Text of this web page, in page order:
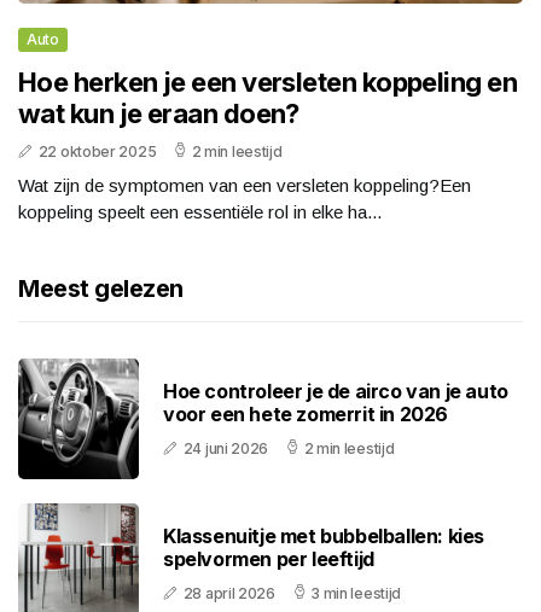
Auto
Hoe herken je een versleten koppeling en
wat kun je eraan doen?
22 oktober 2025 2 min leestijd
Wat zijn de symptomen van een versleten koppeling?Een
koppeling speelt een essentiële rol in elke ha...
Meest gelezen
Hoe controleer je de airco van je auto
voor een hete zomerrit in 2026
24 juni 2026 2 min leestijd
Klassenuitje met bubbelballen: kies
spelvormen per leeftijd
28 april 2026 3 min leestijd